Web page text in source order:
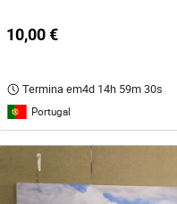
10,00 €
Termina em4d 14h 59m 29s
Portugal